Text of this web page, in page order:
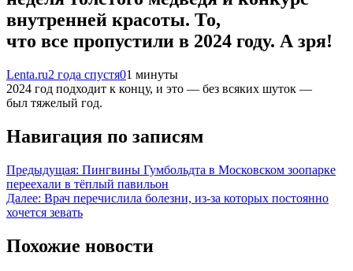
внутренней красоты. То,
что все пропустили в 2024 году. А зря!
Lenta.ru2 года спустя01 минуты
2024 год подходит к концу, и это — без всяких шуток —
был тяжелый год.
Навигация по записям
Предыдущая: Пингвины Гумбольдта в Московском зоопарке
переехали в тёплый павильон
Далее: Врач перечислила болезни, из-за которых постоянно
хочется зевать
Похожие новости